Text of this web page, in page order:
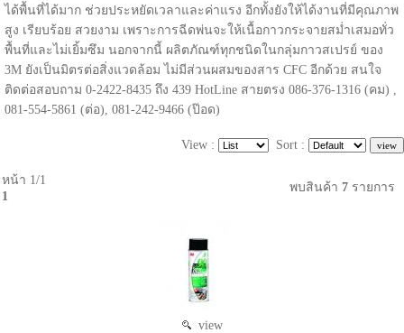
ได้พื้นที่ได้มาก ช่วยประหยัดเวลาและค่าแรง อีกทั้งยังให้ได้งานที่มีคุณภาพ
สูง เรียบร้อย สวยงาม เพราะการฉีดพ่นจะให้เนื้อกาวกระจายสม่ำเสมอทั่ว
พื้นที่และไม่เยิ้มซึม นอกจากนี้ ผลิตภัณฑ์ทุกชนิดในกลุ่มกาวสเปรย์ ของ
3M ยังเป็นมิตรต่อสิ่งแวดล้อม ไม่มีส่วนผสมของสาร CFC อีกด้วย สนใจ
ติดต่อสอบถาม 0-2422-8435 ถึง 439 HotLine สายตรง 086-376-1316 (คม) ,
081-554-5861 (ต่อ), 081-242-9466 (ป๊อด)
View : Sort :
หน้า 1/1
1
พบสินค้า 7 รายการ
view